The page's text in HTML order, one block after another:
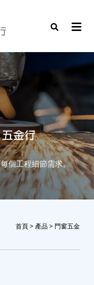
個工程細節需求。
首頁> 產品 > 門窗五金